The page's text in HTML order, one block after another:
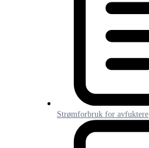
Strømforbruk for avfuktere